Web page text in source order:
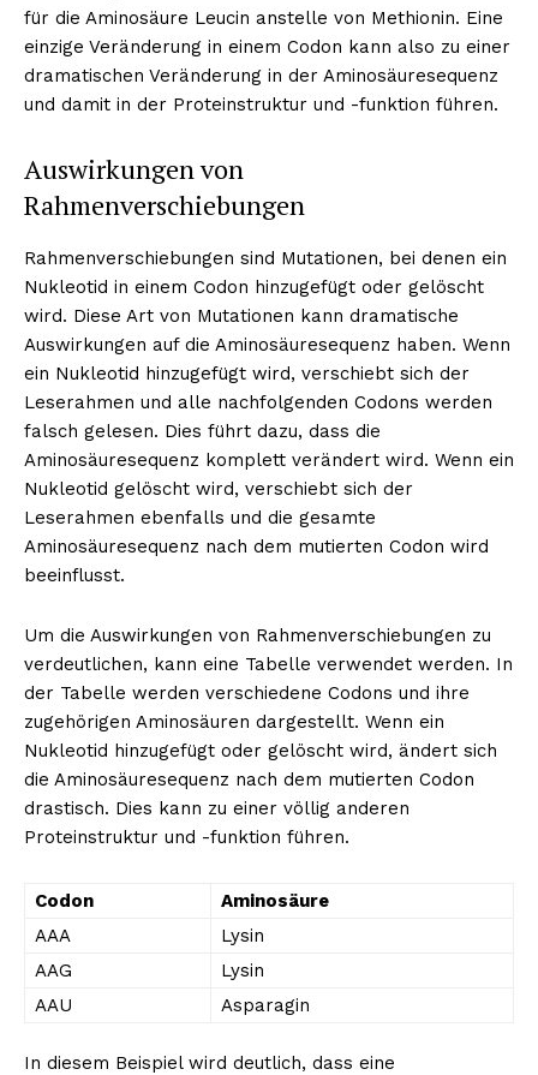
für die Aminosäure Leucin anstelle von Methionin. Eine
einzige Veränderung in einem Codon kann also zu einer
dramatischen Veränderung in der Aminosäuresequenz
und damit in der Proteinstruktur und -funktion führen.
Auswirkungen von
Rahmenverschiebungen
Rahmenverschiebungen sind Mutationen, bei denen ein
Nukleotid in einem Codon hinzugefügt oder gelöscht
wird. Diese Art von Mutationen kann dramatische
Auswirkungen auf die Aminosäuresequenz haben. Wenn
ein Nukleotid hinzugefügt wird, verschiebt sich der
Leserahmen und alle nachfolgenden Codons werden
falsch gelesen. Dies führt dazu, dass die
Aminosäuresequenz komplett verändert wird. Wenn ein
Nukleotid gelöscht wird, verschiebt sich der
Leserahmen ebenfalls und die gesamte
Aminosäuresequenz nach dem mutierten Codon wird
beeinflusst.
Um die Auswirkungen von Rahmenverschiebungen zu
verdeutlichen, kann eine Tabelle verwendet werden. In
der Tabelle werden verschiedene Codons und ihre
zugehörigen Aminosäuren dargestellt. Wenn ein
Nukleotid hinzugefügt oder gelöscht wird, ändert sich
die Aminosäuresequenz nach dem mutierten Codon
drastisch. Dies kann zu einer völlig anderen
Proteinstruktur und -funktion führen.
Codon
Aminosäure
AAA
Lysin
AAG
Lysin
AAU
Asparagin
In diesem Beispiel wird deutlich, dass eine